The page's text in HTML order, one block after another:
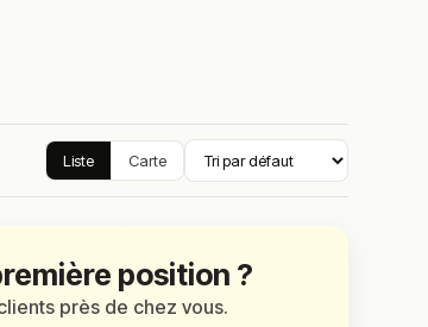
Liste Carte
position ?
près de chez vous.